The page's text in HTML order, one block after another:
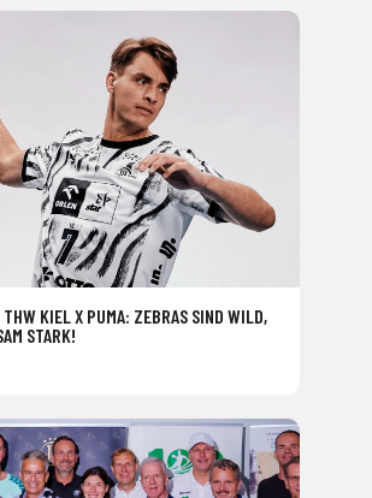
KIEL X PUMA: ZEBRAS SIND WILD,
STARK!